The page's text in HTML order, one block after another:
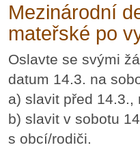
Mezinárodní
mateřské po
Oslavte se svými
datum 14.3. na
a) slavit před 14.3.,
b) slavit v sobotu
s obcí/rodiči.